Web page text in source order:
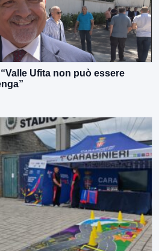
Ufita non può essere